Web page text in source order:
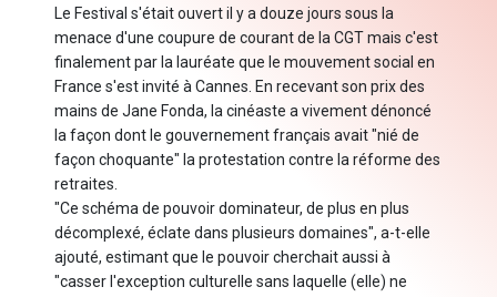
Le Festival s'était ouvert il y a douze jours sous la
menace d'une coupure de courant de la CGT mais c'est
finalement par la lauréate que le mouvement social en
France s'est invité à Cannes. En recevant son prix des
mains de Jane Fonda, la cinéaste a vivement dénoncé
la façon dont le gouvernement français avait "nié de
façon choquante" la protestation contre la réforme des
retraites.
"Ce schéma de pouvoir dominateur, de plus en plus
décomplexé, éclate dans plusieurs domaines", a-t-elle
ajouté, estimant que le pouvoir cherchait aussi à
"casser l'exception culturelle sans laquelle (elle) ne